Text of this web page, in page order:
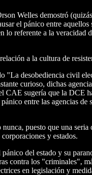
Welles demostró
el pánico entre
lo referente a la
a la cultura de
"La desobediencia civil
curioso, dichas
CAE sugería que la DCE
entre las agencias
puesto que una
y estados.
del estado y su
contra los "criminales",
en legislación y